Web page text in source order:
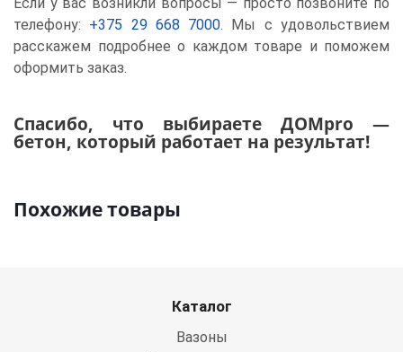
телефону: +375 29 668 7000. Мы с удовольствием
расскажем подробнее о каждом товаре и поможем
оформить заказ.
Спасибо, что выбираете ДОМpro —
бетон, который работает на результат!
Похожие товары
Каталог
Вазоны